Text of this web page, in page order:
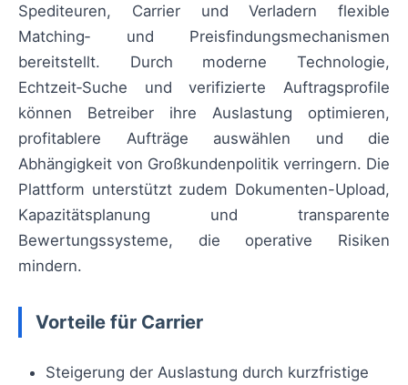
Spediteuren, Carrier und Verladern flexible
Matching‑ und Preisfindungsmechanismen
bereitstellt. Durch moderne Technologie,
Echtzeit‑Suche und verifizierte Auftragsprofile
können Betreiber ihre Auslastung optimieren,
profitablere Aufträge auswählen und die
Abhängigkeit von Großkundenpolitik verringern. Die
Plattform unterstützt zudem Dokumenten-Upload,
Kapazitätsplanung und transparente
Bewertungssysteme, die operative Risiken
mindern.
Vorteile für Carrier
Steigerung der Auslastung durch kurzfristige